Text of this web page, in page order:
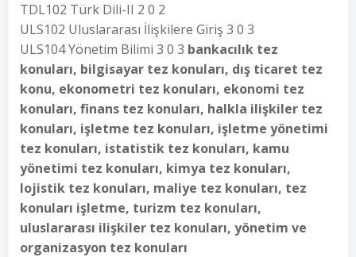
TDL102 Türk Dili-II 2 0 2
ULS102 Uluslararası İlişkilere Giriş 3 0 3
ULS104 Yönetim Bilimi 3 0 3 bankacılık tez
konuları, bilgisayar tez konuları, dış ticaret tez
konu, ekonometri tez konuları, ekonomi tez
konuları, finans tez konuları, halkla ilişkiler tez
konuları, işletme tez konuları, işletme yönetimi
tez konuları, istatistik tez konuları, kamu
yönetimi tez konuları, kimya tez konuları,
lojistik tez konuları, maliye tez konuları, tez
konuları işletme, turizm tez konuları,
uluslararası ilişkiler tez konuları, yönetim ve
organizasyon tez konuları